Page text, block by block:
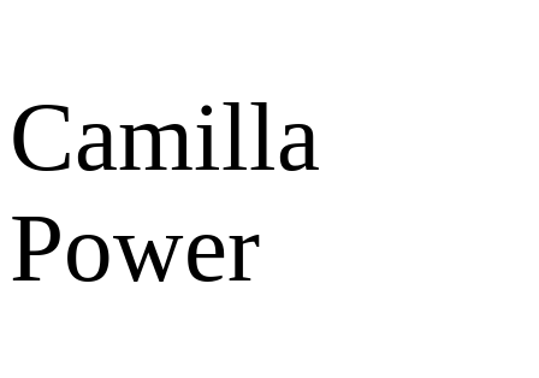
Camilla
Power